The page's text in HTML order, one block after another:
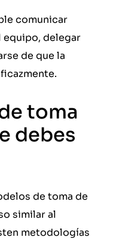
comunicar
equipo, delegar
de que la
toma
debes
de toma de
similar al
metodologías